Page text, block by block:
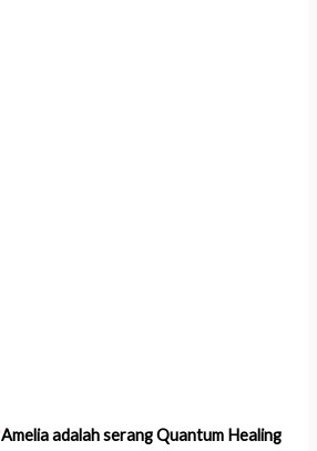
Amelia adalah serang Quantum Healing